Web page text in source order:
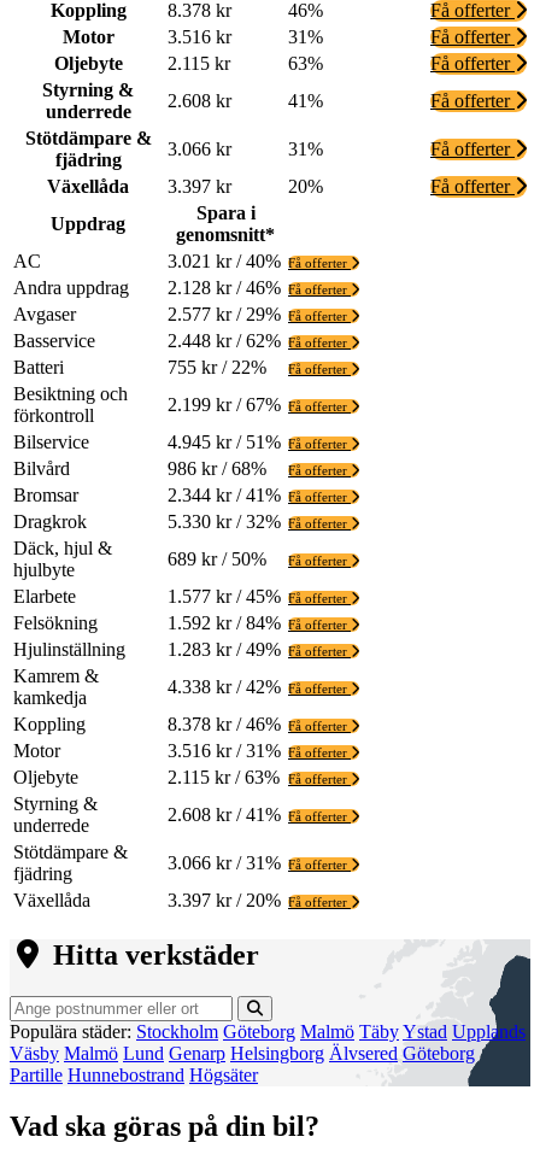
Koppling
8.378 kr 46%
Få offerter
Motor
3.516 kr 31%
Få offerter
Oljebyte
2.115 kr 63%
Få offerter
Styrning &
underrede
2.608 kr 41%
Få offerter
Stötdämpare &
fjädring
3.066 kr 31%
Få offerter
Växellåda
3.397 kr 20%
Få offerter
Uppdrag
Spara i
genomsnitt*
AC
3.021 kr / 40% Få offerter
Andra uppdrag 2.128 kr / 46% Få offerter
Avgaser 2.577 kr / 29% Få offerter
Basservice 2.448 kr / 62% Få offerter
Batteri 755 kr / 22% Få offerter
Besiktning och
förkontroll
2.199 kr / 67% Få offerter
Bilservice 4.945 kr / 51% Få offerter
Bilvård 986 kr / 68% Få offerter
Bromsar 2.344 kr / 41% Få offerter
Dragkrok 5.330 kr / 32% Få offerter
Däck, hjul &
hjulbyte
689 kr / 50% Få offerter
Elarbete 1.577 kr / 45% Få offerter
Felsökning 1.592 kr / 84% Få offerter
Hjulinställning 1.283 kr / 49% Få offerter
Kamrem &
kamkedja
4.338 kr / 42% Få offerter
Koppling 8.378 kr / 46% Få offerter
Motor 3.516 kr / 31% Få offerter
Oljebyte 2.115 kr / 63% Få offerter
Styrning &
underrede
2.608 kr / 41% Få offerter
Stötdämpare &
fjädring
3.066 kr / 31% Få offerter
Växellåda 3.397 kr / 20% Få offerter
Hitta verkstäder
Populära städer: Stockholm Göteborg Malmö TäbyYstad Upplands
Väsby Malmö Lund Genarp Helsingborg Älvsered Göteborg
Partille Hunnebostrand Högsäter
Vad ska göras på din bil?